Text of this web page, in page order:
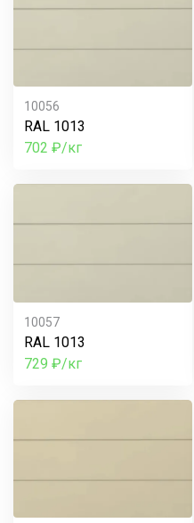
10056
RAL 1013
702 ₽/кг
10057
RAL 1013
729 ₽/кг